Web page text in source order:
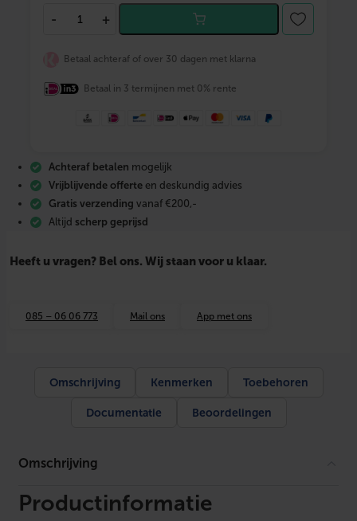
r
u
c
h
g
d
S
W
i
H
1
- +
Betaal achteraf of over 30 dagen met klarna
Betaal in 3 termijnen met 0% rente
Achteraf betalen mogelijk
Vrijblijvende offerte en deskundig advies
Gratis verzending vanaf €200,-
Altijd scherp geprijsd
Heeft u vragen? Bel ons. Wij staan voor u klaar.
085 – 06 06 773 Mail ons App met ons
Omschrijving Kenmerken Toebehoren
Documentatie Beoordelingen
Omschrijving
Productinformatie